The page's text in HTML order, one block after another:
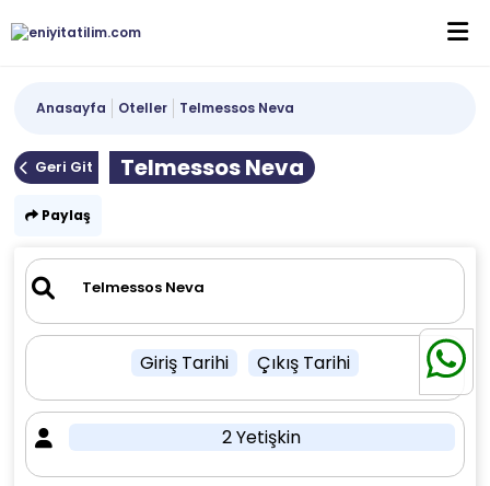
Anasayfa Oteller Telmessos Neva
Geri Git Telmessos Neva
Paylaş
Giriş Tarihi Çıkış Tarihi
2 Yetişkin